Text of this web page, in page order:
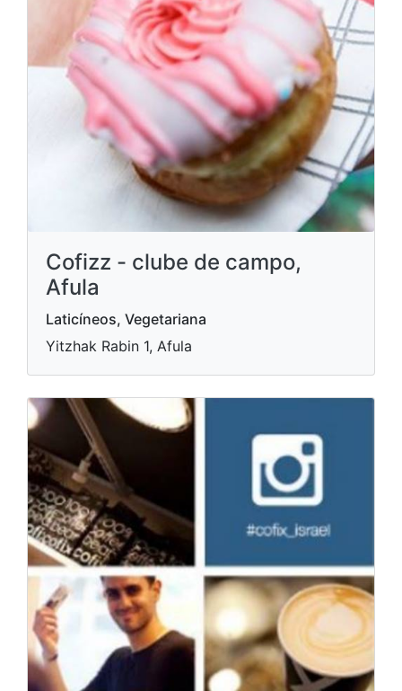
Cofizz - clube de campo,
Afula
Laticíneos, Vegetariana
Yitzhak Rabin 1, Afula